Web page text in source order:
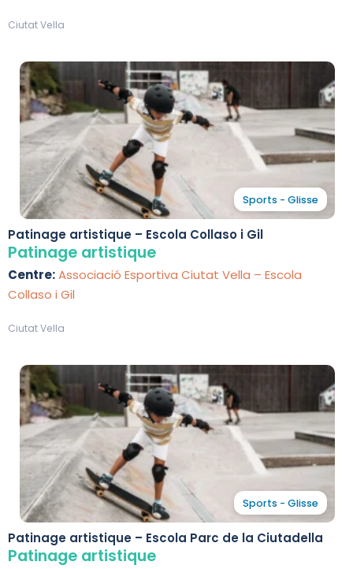
Ciutat Vella
Sports - Glisse
Patinage artistique – Escola Collaso i Gil
Patinage artistique
Centre:Associació Esportiva Ciutat Vella – Escola
Collaso i Gil
Ciutat Vella
Sports - Glisse
Patinage artistique – Escola Parc de la Ciutadella
Patinage artistique